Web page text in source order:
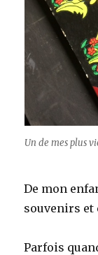
Un de mes plus
De mon
souvenirs et
Parfois